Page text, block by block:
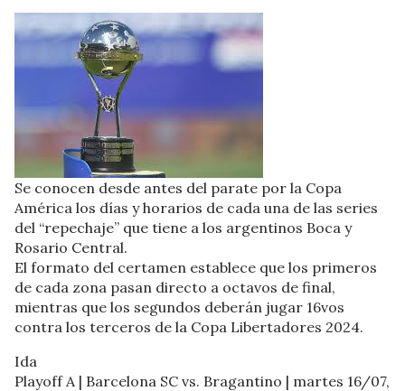
Se conocen desde antes del parate por la Copa
América los días y horarios de cada una de las series
del “repechaje” que tiene a los argentinos Boca y
Rosario Central.
El formato del certamen establece que los primeros
de cada zona pasan directo a octavos de final,
mientras que los segundos deberán jugar 16vos
contra los terceros de la Copa Libertadores 2024.
Ida
Playoff A | Barcelona SC vs. Bragantino | martes 16/07,